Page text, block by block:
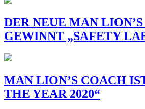
DER NEUE MAN
GEWINNT „SAFETY
MAN LION’S COACH
THE YEAR 2020“